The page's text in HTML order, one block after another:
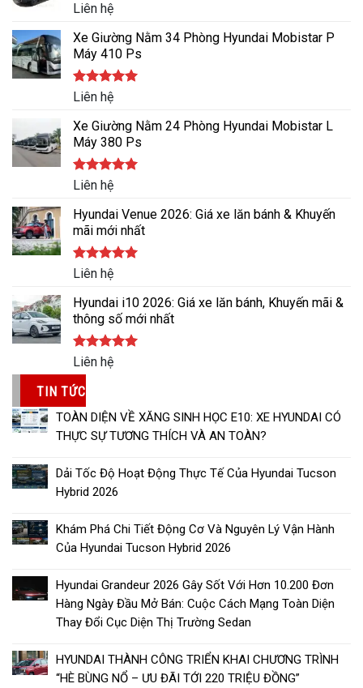
Liên hệ
Xe Giường Nằm 34 Phòng Hyundai Mobistar P
Máy 410 Ps
Được xếp
5.00
5 sao
Liên hệ
Xe Giường Nằm 24 Phòng Hyundai Mobistar L
Máy 380 Ps
Được xếp
5.00
5 sao
Liên hệ
Hyundai Venue 2026: Giá xe lăn bánh & Khuyến
mãi mới nhất
Được xếp
5.00
5 sao
Liên hệ
Hyundai i10 2026: Giá xe lăn bánh, Khuyến mãi &
thông số mới nhất
Được xếp
hạng
5.00
5 sao
Liên hệ
TIN TỨC
TOÀN DIỆN VỀ XĂNG SINH HỌC E10: XE HYUNDAI CÓ
THỰC SỰ TƯƠNG THÍCH VÀ AN TOÀN?
Dải Tốc Độ Hoạt Động Thực Tế Của Hyundai Tucson
Hybrid 2026
Khám Phá Chi Tiết Động Cơ Và Nguyên Lý Vận Hành
Của Hyundai Tucson Hybrid 2026
Hyundai Grandeur 2026 Gây Sốt Với Hơn 10.200 Đơn
Hàng Ngày Đầu Mở Bán: Cuộc Cách Mạng Toàn Diện
Thay Đổi Cục Diện Thị Trường Sedan
HYUNDAI THÀNH CÔNG TRIỂN KHAI CHƯƠNG TRÌNH
“HÈ BÙNG NỔ – ƯU ĐÃI TỚI 220 TRIỆU ĐỒNG”